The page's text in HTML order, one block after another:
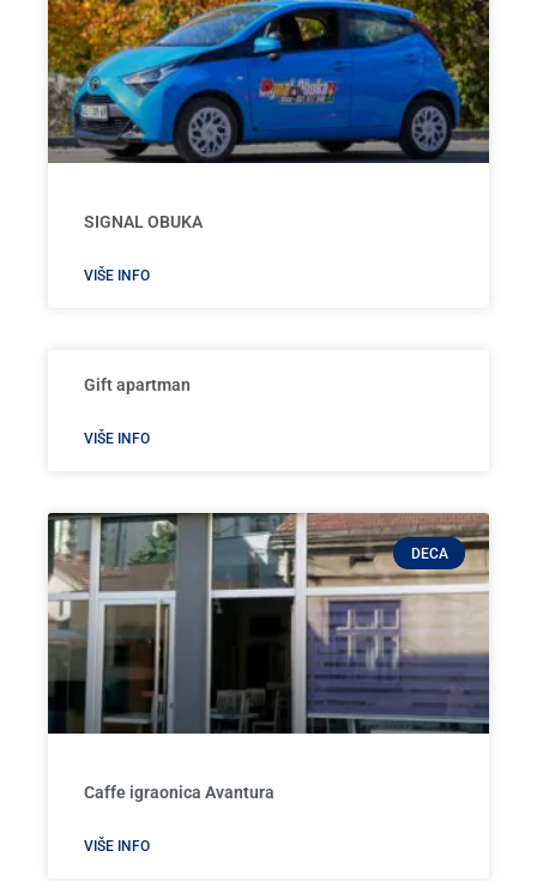
SIGNAL OBUKA
VIŠE INFO
Gift apartman
VIŠE INFO
DECA
Caffe igraonica Avantura
VIŠE INFO